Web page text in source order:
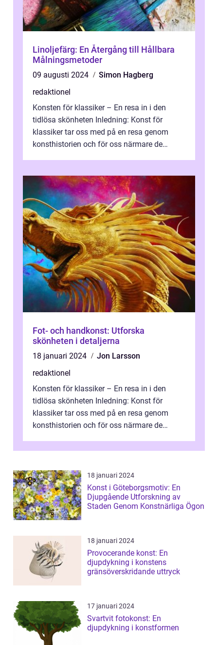
Linoljefärg: En Återgång till Hållbara
Målningsmetoder
09 augusti 2024
Simon Hagberg
redaktionel
Konsten för klassiker – En resa in i den
tidlösa skönheten Inledning: Konst för
klassiker tar oss med på en resa genom
konsthistorien och för oss närmare de
Fot- och handkonst: Utforska
skönheten i detaljerna
18 januari 2024
Jon Larsson
redaktionel
Konsten för klassiker – En resa in i den
tidlösa skönheten Inledning: Konst för
klassiker tar oss med på en resa genom
konsthistorien och för oss närmare de
18 januari 2024
Konst i Göteborgsmotiv: En
Djupgående Utforskning av
Staden Genom Konstnärliga Ögon
18 januari 2024
Provocerande konst: En
djupdykning i konstens
gränsöverskridande uttryck
17 januari 2024
Svartvit fotokonst: En
djupdykning i konstformen